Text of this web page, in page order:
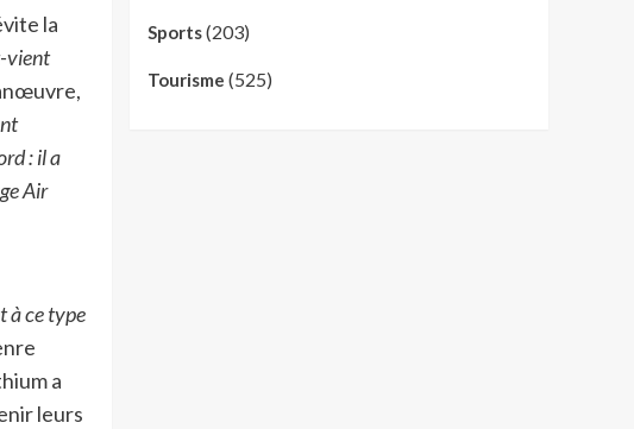
la
vient
: il a
Air
à ce type
a
leurs
Sports(203)
Tourisme (525)